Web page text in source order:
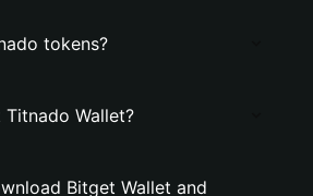
tokens?
Wallet?
Bitget Wallet and